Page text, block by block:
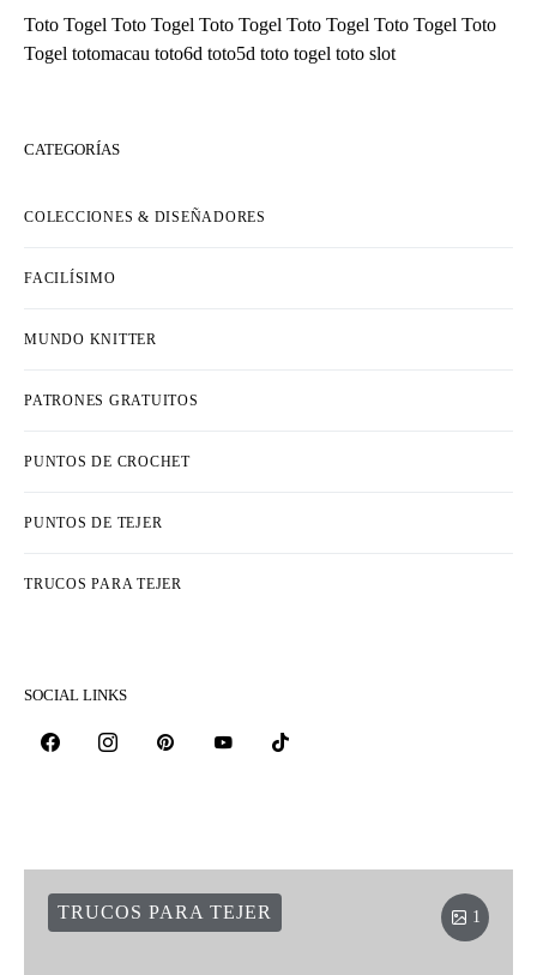
Toto Togel Toto Togel Toto Togel Toto Togel Toto Togel Toto
Togel totomacau toto6d toto5d toto togel toto slot
CATEGORÍAS
COLECCIONES & DISEÑADORES
FACILÍSIMO
MUNDO KNITTER
PATRONES GRATUITOS
PUNTOS DE CROCHET
PUNTOS DE TEJER
TRUCOS PARA TEJER
SOCIAL LINKS
1
TRUCOS PARA TEJER